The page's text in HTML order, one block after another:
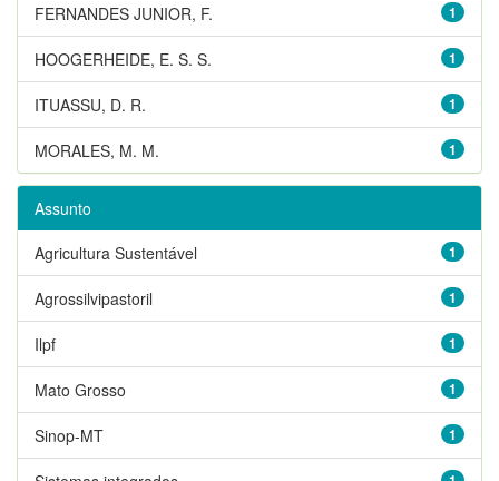
1
FERNANDES JUNIOR, F.
1
HOOGERHEIDE, E. S. S.
1
ITUASSU, D. R.
1
MORALES, M. M.
Assunto
1
Agricultura Sustentável
1
Agrossilvipastoril
1
Ilpf
1
Mato Grosso
1
Sinop-MT